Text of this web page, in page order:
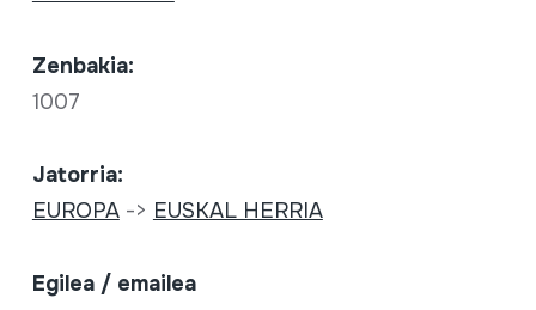
Zenbakia:
1007
Jatorria:
EUROPA-> EUSKAL HERRIA
Egilea / emailea